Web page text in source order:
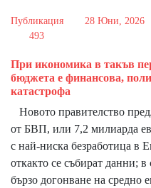
Публикация 28 Юни,
493
При икономика в такъв
бюджета е финансова,
катастрофа
Новото правителство
от БВП, или 7,2 милиарда
с най-ниска безработица в
откакто се събират данни; в
бързо догонване на средно